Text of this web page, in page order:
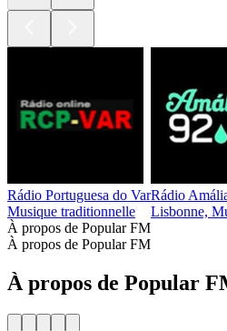
Rádio Portuguesa do Var
Musique traditionnelle
Rádio
Lisbonne,
À propos de Popular FM
À propos de Popular FM
À propos de Popular